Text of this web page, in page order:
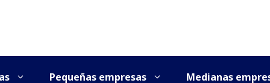
Pequeñas empresas Medianas